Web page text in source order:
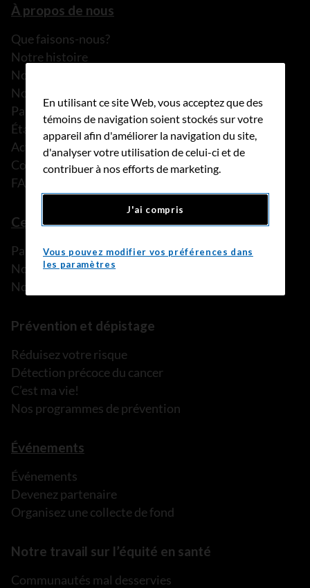
À propos de nous
Que faisons-nous?
Notre histoire
Nos histoires
Notre équipe
Partenariats
États financiers
Actualités
Communiqués de presse
FAQ
Ce que nous pouvons faire
Parler à une personne de confiance
Nos programmes et services
Nos ressources
Prévention et dépistage
Réduisez votre risque
Détection précoce du cancer
C’est ma vie!
Nos programmes de prévention
Événements
Événements
Devenez partenaire
Organisez une collecte de fond
Notre travail sur l’équité en santé
Communautés mal desservies
En utilisant ce site Web, vous acceptez que des
témoins de navigation soient stockés sur votre
appareil afin d'améliorer la navigation du site,
d'analyser votre utilisation de celui-ci et de
contribuer à nos efforts de marketing.
J'ai compris
Vous pouvez modifier vos préférences dans
les paramètres